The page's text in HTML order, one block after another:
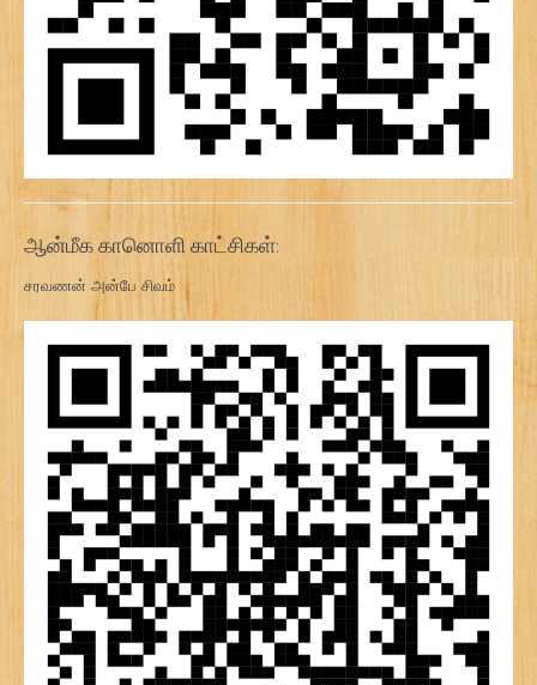
ஆன்மீக கானொளி காட்சிகள்:
சரவணன் அன்பே சிவம்